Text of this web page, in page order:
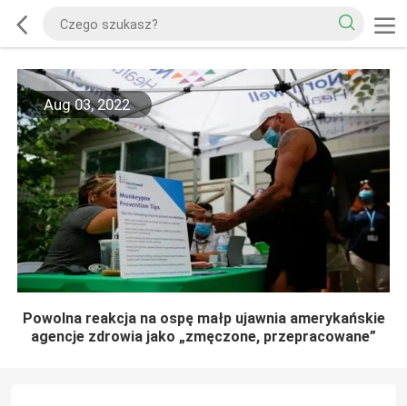
Aug 03, 2022
Powolna reakcja na ospę małp ujawnia amerykańskie
agencje zdrowia jako „zmęczone, przepracowane”